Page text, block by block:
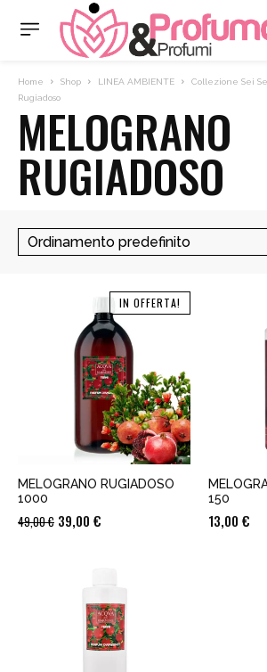
Home Shop LINEA AMBIENTE Collezione Sei
Rugiadoso
MELOGRANO
RUGIADOSO
IN OFFERTA!
MELOGRANO RUGIADOSO
1000
49,00€ Il
49,00 €.
39,00 €
39,00 €.
150
13,00 €